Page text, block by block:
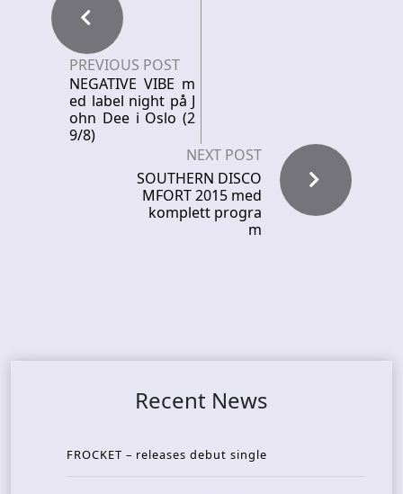
PREVIOUS POST
NEGATIVE VIBE m
ed label night på J
ohn Dee i Oslo (2
9/8)
NEXT POST
SOUTHERN DISCO
MFORT 2015 med
komplett progra
m
Recent News
FROCKET – releases debut single